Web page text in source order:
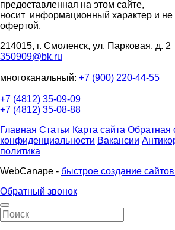
предоставленная на этом сайте,
носит информационный характер и не
офертой.
214015, г. Смоленск, ул. Парковая, д. 2
350909@bk.ru
многоканальный: +7 (900) 220-44-55
+7 (4812) 35-09-09
+7 (4812) 35-08-88
Главная Статьи Карта сайта Обратная
конфиденциальности Вакансии
политика
WebCanape - быстрое создание сайтов
Обратный звонок